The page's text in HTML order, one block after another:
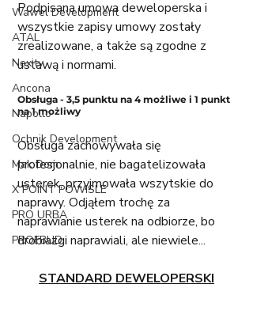
Wawel Development
ATAL
Nexity
Ancona
Napollo
Ochnik Development
Mak Dom
X POINT POWISLE
PRO URBA
PROFBUD
Podpisana umowa deweloperska i
wszystkie zapisy umowy zostały
zrealizowane, a także są zgodne z
ustawą i normami.
Obsługa - 3,5 punktu na 4 możliwe i 1 punkt
na 1 możliwy
Obsługa zachowywała się
profesjonalnie, nie bagatelizowała
usterek, przyjmowała wszytskie do
naprawy. Odjąłem trochę za
naprawianie usterek na odbiorze, bo
drobiazgi naprawiali, ale niewiele...
STANDARD DEWELOPERSKI